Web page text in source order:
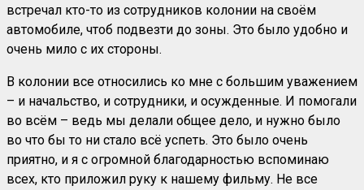
встречал кто-то из сотрудников колонии на своём
автомобиле, чтоб подвезти до зоны. Это было удобно и
очень мило с их стороны.
В колонии все относились ко мне с большим уважением
– и начальство, и сотрудники, и осужденные. И помогали
во всём – ведь мы делали общее дело, и нужно было
во что бы то ни стало всё успеть. Это было очень
приятно, и я с огромной благодарностью вспоминаю
всех, кто приложил руку к нашему фильму. Не все